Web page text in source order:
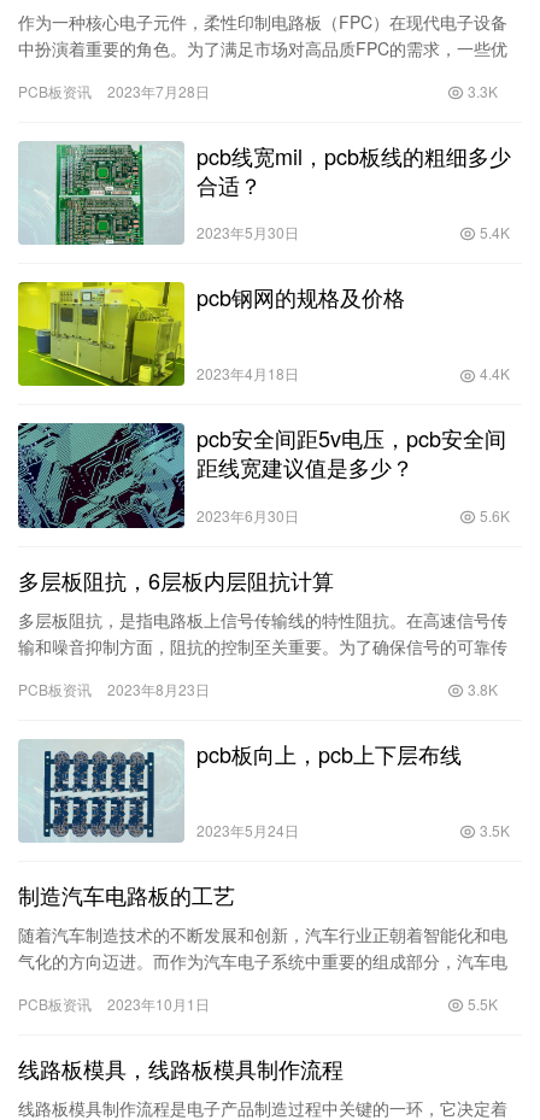
作为一种核心电子元件，柔性印制电路板（FPC）在现代电子设备
中扮演着重要的角色。为了满足市场对高品质FPC的需求，一些优
PCB板资讯 2023年7月28日 3.3K
pcb线宽mil，pcb板线的粗细多少
合适？
2023年5月30日 5.4K
pcb钢网的规格及价格
2023年4月18日 4.4K
pcb安全间距5v电压，pcb安全间
距线宽建议值是多少？
2023年6月30日 5.6K
多层板阻抗，6层板内层阻抗计算
多层板阻抗，是指电路板上信号传输线的特性阻抗。在高速信号传
输和噪音抑制方面，阻抗的控制至关重要。为了确保信号的可靠传
常由…
PCB板资讯 2023年8月23日 3.8K
pcb板向上，pcb上下层布线
2023年5月24日 3.5K
制造汽车电路板的工艺
随着汽车制造技术的不断发展和创新，汽车行业正朝着智能化和电
气化的方向迈进。而作为汽车电子系统中重要的组成部分，汽车电
制造…
PCB板资讯 2023年10月1日 5.5K
线路板模具，线路板模具制作流程
线路板模具制作流程是电子产品制造过程中关键的一环，它决定着